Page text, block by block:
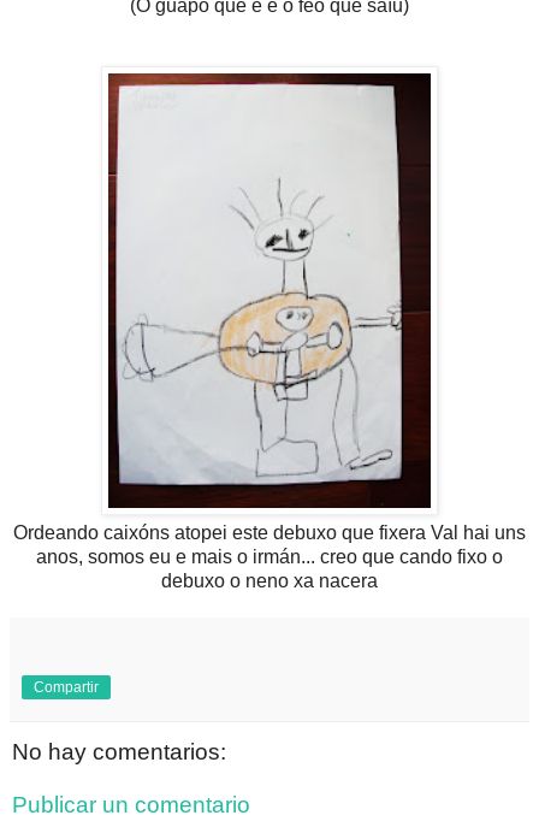
(O guapo que é e o feo que saíu)
Ordeando caixóns atopei este debuxo que fixera Val hai uns
anos, somos eu e mais o irmán... creo que cando fixo o
debuxo o neno xa nacera
Compartir
No hay comentarios:
Publicar un comentario